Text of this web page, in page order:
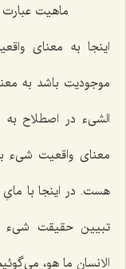
ماهیت عبارت
اینجا به معناى
موجودیت باشد به
الشیء در اصطلاح
معناى واقعیت شیء
هست. در اینجا با
تبیین حقیقت شیء
الانسان ما هو،